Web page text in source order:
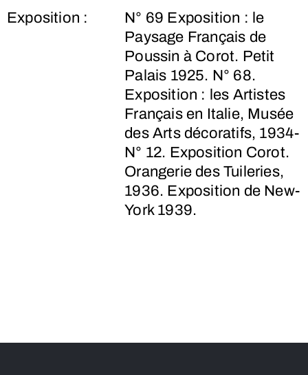
Exposition :
N° 69 Exposition : le
Paysage Français de
Poussin à Corot. Petit
Palais 1925. N° 68.
Exposition : les Artistes
Français en Italie, Musée
des Arts décoratifs, 1934-
N° 12. Exposition Corot.
Orangerie des Tuileries,
1936. Exposition de New-
York 1939.